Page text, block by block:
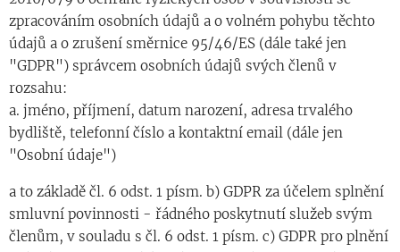
zpracováním osobních údajů a o volném pohybu těchto
údajů a o zrušení směrnice 95/46/ES (dále také jen
"GDPR") správcem osobních údajů svých členů v
rozsahu:
a. jméno, příjmení, datum narození, adresa trvalého
bydliště, telefonní číslo a kontaktní email (dále jen
"Osobní údaje")
a to základě čl. 6 odst. 1 písm. b) GDPR za účelem splnění
smluvní povinnosti - řádného poskytnutí služeb svým
členům, v souladu s čl. 6 odst. 1 písm. c) GDPR pro plnění